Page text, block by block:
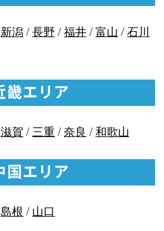
新潟 /長野 /福井/富山 /石川
近畿エリア
滋賀 /三重 /奈良 /和歌山
中国エリア
島根 /山口